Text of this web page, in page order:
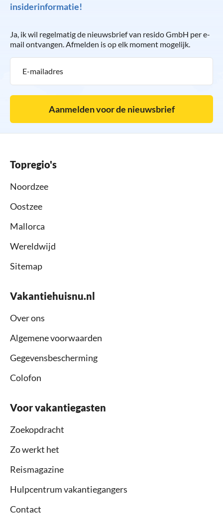
insiderinformatie!
Ja, ik wil regelmatig de nieuwsbrief van resido GmbH per e-
mail ontvangen. Afmelden is op elk moment mogelijk.
Aanmelden voor de nieuwsbrief
Topregio's
Noordzee
Oostzee
Mallorca
Wereldwijd
Sitemap
Vakantiehuisnu.nl
Over ons
Algemene voorwaarden
Gegevensbescherming
Colofon
Voor vakantiegasten
Zoekopdracht
Zo werkt het
Reismagazine
Hulpcentrum vakantiegangers
Contact